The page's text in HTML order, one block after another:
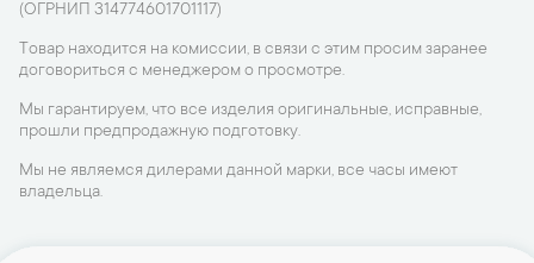
(ОГРНИП 314774601701117)
Товар находится на комиссии, в связи с этим просим заранее
договориться с менеджером о просмотре.
Мы гарантируем, что все изделия оригинальные, исправные,
прошли предпродажную подготовку.
Мы не являемся дилерами данной марки, все часы имеют
владельца.